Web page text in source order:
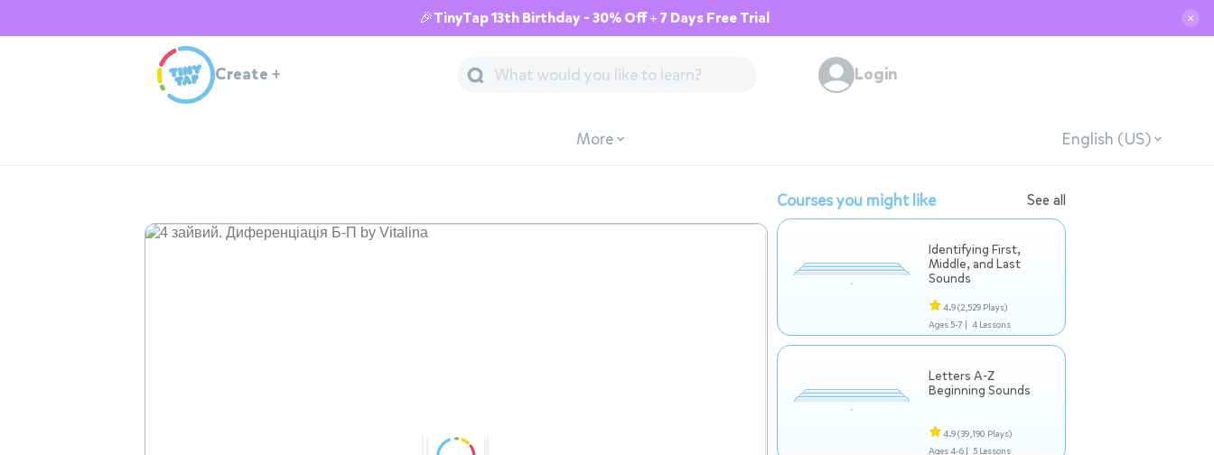
🎉TinyTap 13th Birthday - 30% Off + 7 Days Free Trial ✕
Create + Login
More English (US)
Courses you might like See all
Identifying First,
Middle, and Last
Sounds
4.9(2,529 Plays)
Ages 5-7 | 4 Lessons
Letters A-Z
Beginning Sounds
4.9(39,190 Plays)
Ages 4-6 | 5 Lessons